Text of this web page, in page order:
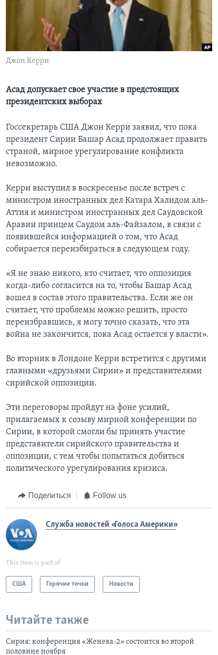
Learning English
СОЦИАЛЬНЫЕ СЕТИ
Языки
Джон Керри
Асад допускает свое участие в предстоящих
президентских выборах
Госсекретарь США Джон Керри заявил, что пока
президент Сирии Башар Асад продолжает править
страной, мирное урегулирование конфликта
невозможно.
Керри выступил в воскресенье после встреч с
министром иностранных дел Катара Халидом аль-
Аттия и министром иностранных дел Саудовской
Аравии принцем Саудом аль-Файзалом, в связи с
появившейся информацией о том, что Асад
собирается переизбираться в следующем году.
«Я не знаю никого, кто считает, что оппозиция
когда-либо согласится на то, чтобы Башар Асад
вошел в состав этого правительства. Если же он
считает, что проблемы можно решить, просто
переизбравшись, я могу точно сказать, что эта
война не закончится, пока Асад остается у власти».
Во вторник в Лондоне Керри встретится с другими
главными «друзьями Сирии» и представителями
сирийской оппозиции.
Эти переговоры пройдут на фоне усилий,
прилагаемых к созыву мирной конференции по
Сирии, в которой смогли бы принять участие
представители сирийского правительства и
оппозиции, с тем чтобы попытаться добиться
политического урегулирования кризиса.
Поделиться Follow us
Служба новостей «Голоса Америки»
This item is part of
США Горячие точки Новости
Читайте также
Сирия: конференция «Женева-2» состоится во второй
половине ноября